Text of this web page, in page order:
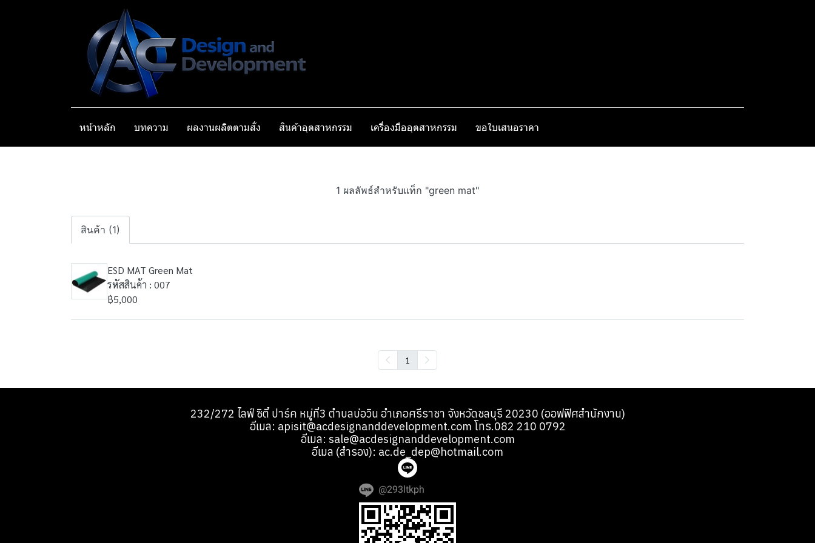
หน้าหลัก บทความ ผลงานผลิตตามสั่ง สินค้าอุตสาหกรรม เครื่องมืออุตสาหกรรม ขอใบเสนอราคา
1 ผลลัพธ์สำหรับแท็ก "green mat"
สินค้า (1)
ESD MAT Green Mat
รหัสสินค้า : 007
฿5,000
1
232/272 ไลฟ์ ซิตี้ ปาร์ค หมู่ที่3 ตำบลบ่อวิน อำเภอศรีราชา จังหวัดชลบุรี 20230 (ออฟฟิศสำนักงาน)
อีเมล: apisit@acdesignanddevelopment.com โทร.082 210 0792
อีเมล: sale@acdesignanddevelopment.com
อีเมล (สำรอง): ac.de_dep@hotmail.com
@293ltkph